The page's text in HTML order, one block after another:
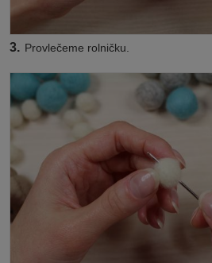
3. Provlečeme rolničku.